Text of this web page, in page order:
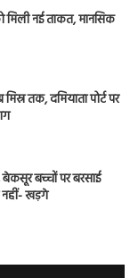
नई ताकत, मानसिक
तक, दमियाता पोर्ट पर
बच्चों पर बरसाई
नहीं- खड़गे